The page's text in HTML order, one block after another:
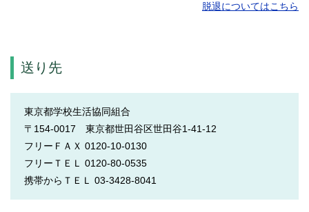
脱退についてはこちら
送り先
東京都学校生活協同組合
〒154-0017 東京都世田谷区世田谷1-41-12
フリーＦＡＸ 0120-10-0130
フリーＴＥＬ 0120-80-0535
携帯からＴＥＬ 03-3428-8041